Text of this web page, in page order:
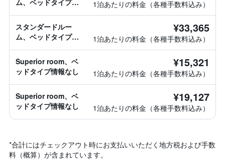
ム、ベッドタイプ情
1泊あたりの料金（各種手数料込み）
スタンダードルー
ム、ベッドタイプ情
¥33,365
1泊あたりの料金（各種手数料込み）
Superior room、ベ
ッドタイプ情報なし
¥15,321
1泊あたりの料金（各種手数料込み）
Superior room、ベ
ッドタイプ情報なし
¥19,127
1泊あたりの料金（各種手数料込み）
*合計にはチェックアウト時にお支払いいただく地方税および手数
料（概算）が含まれています。